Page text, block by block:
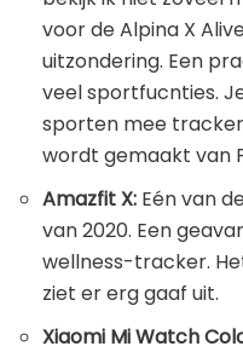
voor de Alpina X
uitzondering. Een
veel sportfucnties.
sporten mee
wordt gemaakt van
Amazfit X: Eén van
van 2020. Een
wellness-tracker.
ziet er erg gaaf uit.
Xiaomi Mi Watch